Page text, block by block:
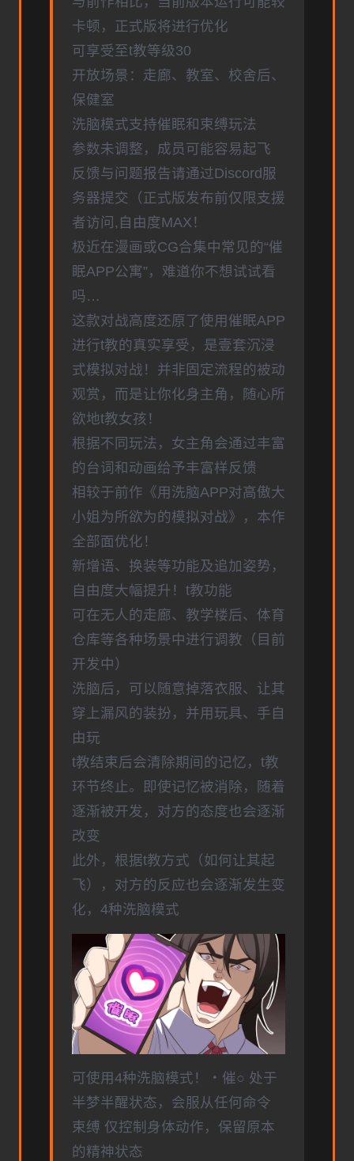
卡顿，正式版将进行优化
可享受至t教等级30
开放场景：走廊、教室、校舍后、
保健室
洗脑模式支持催眠和束缚玩法
参数未调整，成员可能容易起飞
反馈与问题报告请通过Discord服
务器提交（正式版发布前仅限支援
者访问,自由度MAX！
极近在漫画或CG合集中常见的“催
眠APP公寓”，难道你不想试试看
吗…
这款对战高度还原了使用催眠APP
进行t教的真实享受，是壹套沉浸
式模拟对战！并非固定流程的被动
观赏，而是让你化身主角，随心所
欲地t教女孩！
根据不同玩法，女主角会通过丰富
的台词和动画给予丰富样反馈
相较于前作《用洗脑APP对高傲大
小姐为所欲为的模拟对战》，本作
全部面优化！
新增语、换装等功能及追加姿势，
自由度大幅提升！t教功能
可在无人的走廊、教学楼后、体育
仓库等各种场景中进行调教（目前
开发中）
洗脑后，可以随意掉落衣服、让其
穿上漏风的装扮，并用玩具、手自
由玩
t教结束后会清除期间的记忆，t教
环节终止。即使记忆被消除，随着
逐渐被开发，对方的态度也会逐渐
改变
此外，根据t教方式（如何让其起
飞），对方的反应也会逐渐发生变
化，4种洗脑模式
可使用4种洗脑模式！・催○ 处于
半梦半醒状态，会服从任何命令
束缚 仅控制身体动作，保留原本
的精神状态